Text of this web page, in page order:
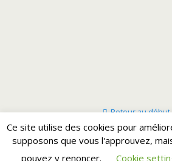
Retour au début
Mobile
Ce site utilise des cookies pour
supposons que vous l'approuvez,
pouvez y renoncer.
Cookie